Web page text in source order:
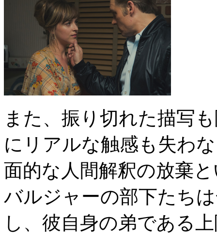
また、振り切れた描写
にリアルな触感も失わ
面的な人間解釈の放棄
バルジャーの部下たち
し、彼自身の弟である